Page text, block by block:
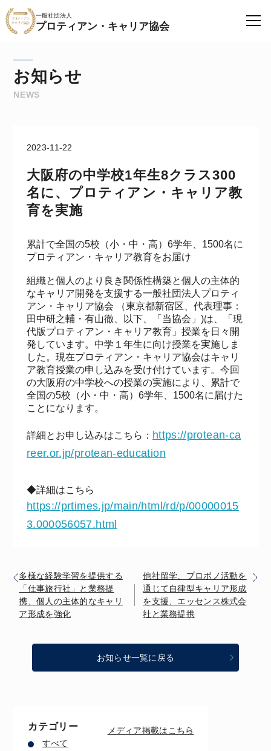
一般社団法人
プロティアン・キャリア協会
お知らせ
NEWS
2023-11-22
大阪府の中学校1年生8クラス300
名に、プロティアン・キャリア教
育を実施
累計で全国の5校（小・中・高）6学年、1500名に
プロティアン・キャリア教育をお届け
組織と個人のより良き関係性構築と個人の主体的
なキャリア開発を支援する一般社団法人プロティ
アン・キャリア協会 （東京都新宿区、代表理事：
田中研之輔・有山徹、以下、「当協会」)は、「現
代版プロティアン・キャリア教育」授業を日々開
発しています。中学１年生に向け授業を実施しま
した。現在プロティアン・キャリア協会はキャリ
ア教育授業の申し込みを受け付けています。今回
の大阪府の中学校への授業の実施により、累計で
全国の5校（小・中・高）6学年、1500名に届けた
ことになります。
詳細とお申し込みはこちら： https://protean-ca
reer.or.jp/protean-education
◆詳細はこちら
https://prtimes.jp/main/html/rd/p/00000015
3.000056057.html
多様な経験学習を提供する
「仕事旅行社」と業務提
携、個人の主体的なキャリ
ア形成を強化
他社留学、プロボノ活動を
通じて自律型キャリア形成
を支援、エッセンス株式会
社と業務提携
お知らせ一覧に戻る
カテゴリー
すべて
メディア掲載はこちら